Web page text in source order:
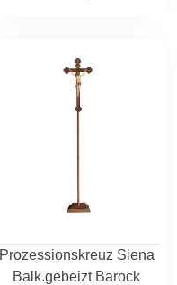
Prozessionskreuz Siena
Balk.gebeizt Barock